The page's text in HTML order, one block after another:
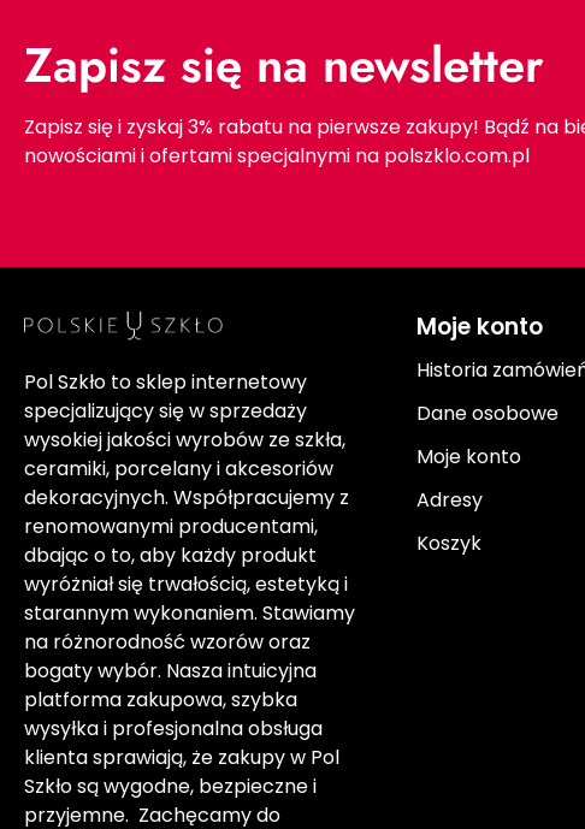
Zapisz się na newsletter
Zapisz się i zyskaj 3% rabatu na pierwsze zakupy! Bądź na
nowościami i ofertami specjalnymi na polszklo.com.pl
Pol Szkło to sklep internetowy
specjalizujący się w sprzedaży
wysokiej jakości wyrobów ze szkła,
ceramiki, porcelany i akcesoriów
dekoracyjnych. Współpracujemy z
renomowanymi producentami,
dbając o to, aby każdy produkt
wyróżniał się trwałością, estetyką i
starannym wykonaniem. Stawiamy
na różnorodność wzorów oraz
bogaty wybór. Nasza intuicyjna
platforma zakupowa, szybka
wysyłka i profesjonalna obsługa
klienta sprawiają, że zakupy w Pol
Szkło są wygodne, bezpieczne i
przyjemne. Zachęcamy do
Moje konto
Historia
Dane osobowe
Moje konto
Adresy
Koszyk